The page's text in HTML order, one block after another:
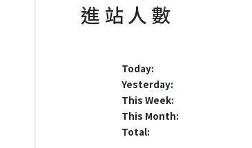
進 站 人 數
Today:
Yesterday:
This Week:
This Month:
Total: